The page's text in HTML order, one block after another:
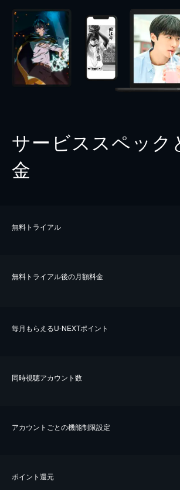
サービススペック
金
無料トライアル
無料トライアル後の⽉額料金
毎⽉もらえるU-NEXTポイント
同時視聴アカウント数
アカウントごとの機能制限設定
ポイント還元